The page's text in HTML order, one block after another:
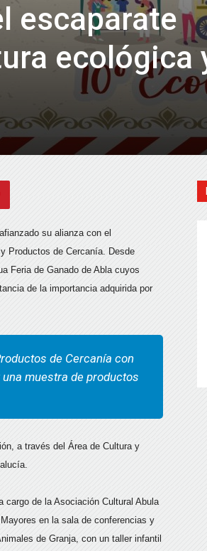
escaparate
ecológica
su alianza con el
Productos de Cercanía. Desde
Feria de Ganado de Abla cuyos
de la importancia adquirida por
de Cercanía con
muestra de productos
a través del Área de Cultura y
de la Asociación Cultural Abula
en la sala de conferencias y
de Granja, con un taller infantil